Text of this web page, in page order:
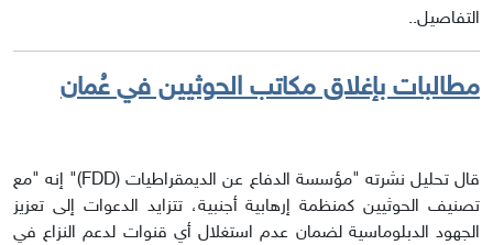
التفاصيل..
مطالبات بإغلاق مكاتب الحوثيين في عُمان
قال تحليل نشرته "مؤسسة الدفاع عن الديمقراطيات (FDD)" إنه "مع
تصنيف الحوثيين كمنظمة إرهابية أجنبية، تتزايد الدعوات إلى تعزيز
الجهود الدبلوماسية لضمان عدم استغلال أي قنوات لدعم النزاع في